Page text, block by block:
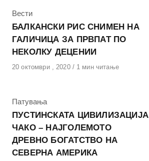
КАтегорија
Вести
БАЛКАНСКИ РИС СНИМЕН НА
ГАЛИЧИЦА ЗА ПРВПАТ ПО
НЕКОЛКУ ДЕЦЕНИИ
Објавено
20 октомври , 2020 1 мин читање
КАтегорија
Патувања
ПУСТИНСКАТА ЦИВИЛИЗАЦИЈА
ЧАКО – НАЈГОЛЕМОТО
ДРЕВНО БОГАТСТВО НА
СЕВЕРНА АМЕРИКА